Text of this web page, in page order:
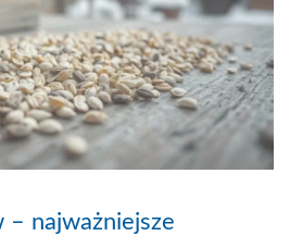
– najważniejsze